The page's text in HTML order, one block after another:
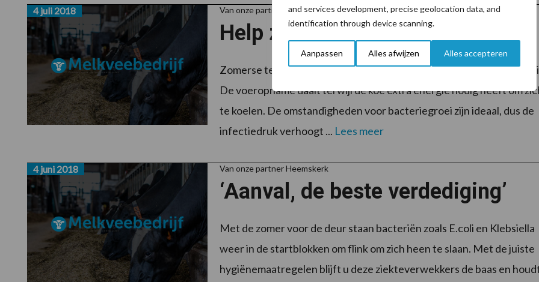
and services development, precise geolocation data, and
identification through device scanning.
Aanpassen Alles afwijzen Alles accepteren
Van onze partner Heemskerk
Help ze de zomer door
4 juli 2018
Zomerse temperaturen, voor ons aangenaam, voor de koe bepaald
De voeropname daalt terwijl de koe extra energie nodig heeft om
te koelen. De omstandigheden voor bacteriegroei zijn ideaal, dus de
infectiedruk verhoogt ... Lees meer
Van onze partner Heemskerk
‘Aanval, de beste verdediging’
4 juni 2018
Met de zomer voor de deur staan bacteriën zoals E.coli en Klebsiella
weer in de startblokken om flink om zich heen te slaan. Met de juiste
hygiënemaatregelen blijft u deze ziekteverwekkers de baas en